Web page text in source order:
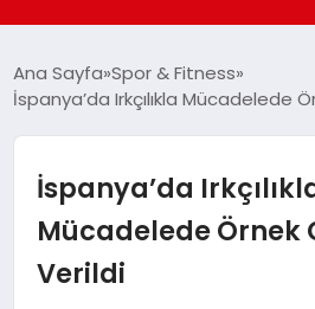
GUNCEL
SAĞLIK
Ana Sayfa Spor & Fitness
İspanya’da Irkçılıkla Mücadelede
İspanya’da
Mücadelede Örnek
Verildi